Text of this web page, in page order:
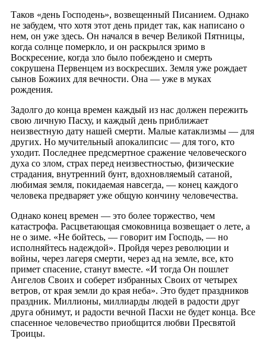
Таков «день Господень», возвещенный Писанием. Однако
не забудем, что хотя этот день придет так, как написано о
нем, он уже здесь. Он начался в вечер Великой Пятницы,
когда солнце померкло, и он раскрылся зримо в
Воскресение, когда зло было побеждено и смерть
сокрушена Первенцем из воскресших. Земля уже рождает
сынов Божиих для вечности. Она — уже в муках
рождения.
Задолго до конца времен каждый из нас должен пережить
свою личную Пасху, и каждый день приближает
неизвестную дату нашей смерти. Малые катаклизмы — для
других. Но мучительный апокалипсис — для того, кто
уходит. Последнее предсмертное сражение человеческого
духа со злом, страх перед неизвестностью, физические
страдания, внутренний бунт, вдохновляемый сатаной,
любимая земля, покидаемая навсегда, — конец каждого
человека предваряет уже общую кончину человечества.
Однако конец времен — это более торжество, чем
катастрофа. Расцветающая смоковница возвещает о лете, а
не о зиме. «Не бойтесь, — говорит им Господь, — но
исполняйтесь надеждой». Пройдя через революции и
войны, через лагеря смерти, через ад на земле, все, кто
примет спасение, станут вместе. «И тогда Он пошлет
Ангелов Своих и соберет избранных Своих от четырех
ветров, от края земли до края неба». Это будет праздников
праздник. Миллионы, миллиарды людей в радости друг
друга обнимут, и радости вечной Пасхи не будет конца. Все
спасенное человечество приобщится любви Пресвятой
Троицы.